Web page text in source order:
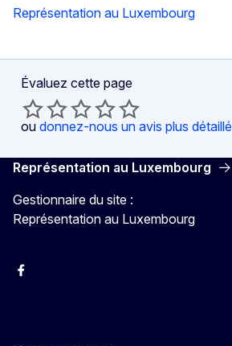
Représentation au Luxembourg
Évaluez cette page
ou donnez-nous un avis plus détaillé
Représentation au Luxembourg
Gestionnaire du site :
Représentation au Luxembourg
Facebook